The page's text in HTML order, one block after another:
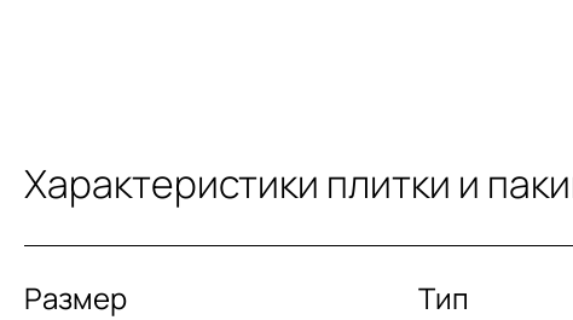
Характеристики плитки и
Размер Тип